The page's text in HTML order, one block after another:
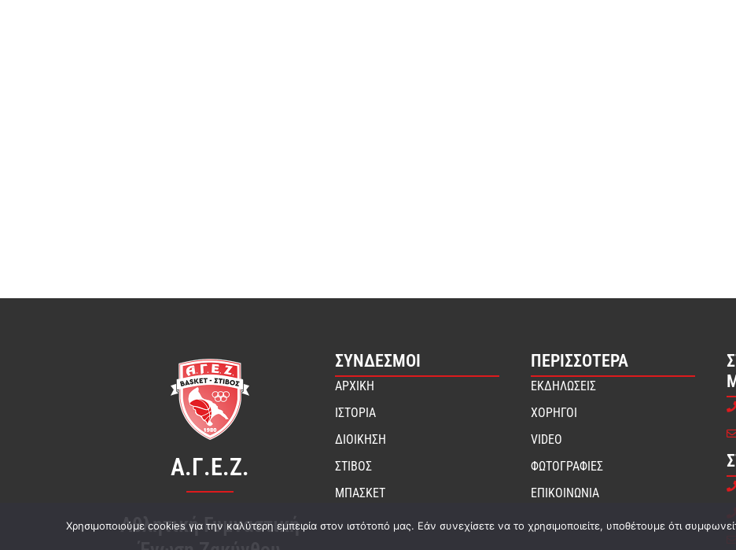
Α.Γ.Ε.Ζ.
Αθλητική Γυμναστική
ΣΎΝΔΕΣΜΟΙ
ΑΡΧΙΚΗ
ΙΣΤΟΡΙΑ
ΔΙΟΙΚΗΣΗ
ΣΤΙΒΟΣ
ΜΠΑΣΚΕΤ
ΠΕΡΙΣΣΟΤΕΡΑ
ΕΚΔΗΛΩΣΕΙΣ
ΧΟΡΗΓΟΙ
VIDEO
ΦΩΤΟΓΡΑΦΙΕΣ
ΕΠΙΚΟΙΝΩΝΙΑ
Χρησιμοποιούμε cookies για την καλύτερη εμπειρία στον ιστότοπό μας. Εάν συνεχίσετε να το χρησιμοποιείτε, υποθέτουμε ότι